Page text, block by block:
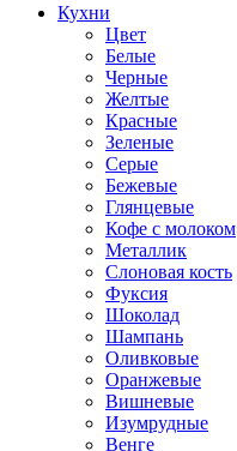
Кухни
Цвет
Белые
Черные
Желтые
Красные
Зеленые
Серые
Бежевые
Глянцевые
Кофе с молоком
Металлик
Слоновая кость
Фуксия
Шоколад
Шампань
Оливковые
Оранжевые
Вишневые
Изумрудные
Венге